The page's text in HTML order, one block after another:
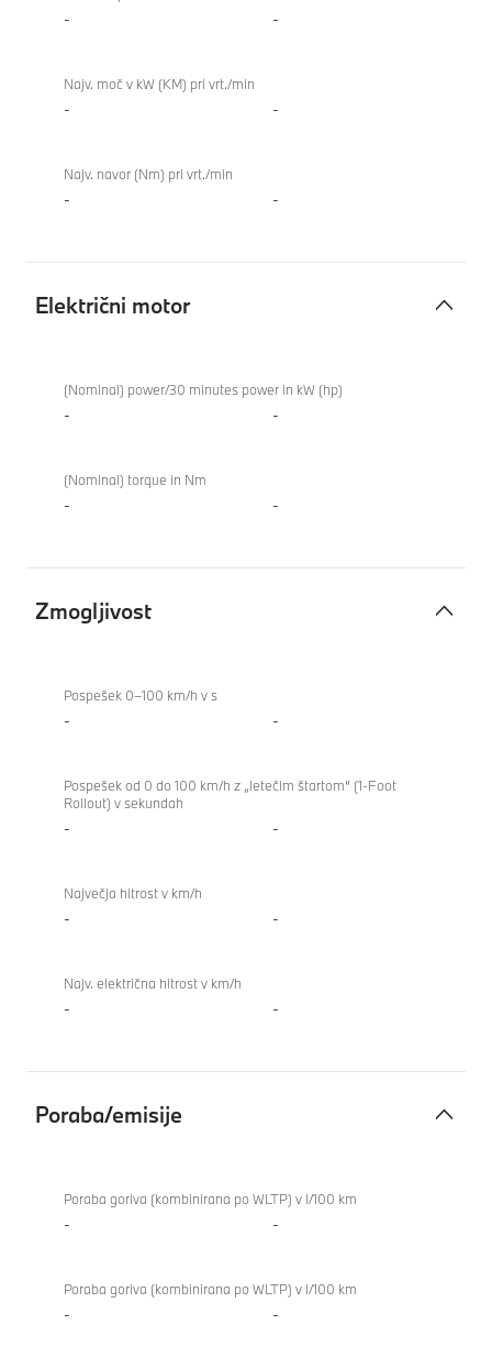
- -
Najv. moč v kW (KM) pri vrt./min
- -
Najv. navor (Nm) pri vrt./min
- -
Električni motor
motor
Gran
Coupé
(Nominal) power/30 minutes power in kW (hp)
- -
(Nominal) torque in Nm
- -
Zmogljivost
Gran
Coupé
Pospešek 0–100 km/h v s
- -
Pospešek od 0 do 100 km/h z „letečim štartom“ (1-Foot
Rollout) v sekundah
- -
Največja hitrost v km/h
- -
Najv. električna hitrost v km/h
- -
Poraba/emisije
Gran
Coupé
Poraba goriva (kombinirana po WLTP) v l/100 km
- -
Poraba goriva (kombinirana po WLTP) v l/100 km
- -